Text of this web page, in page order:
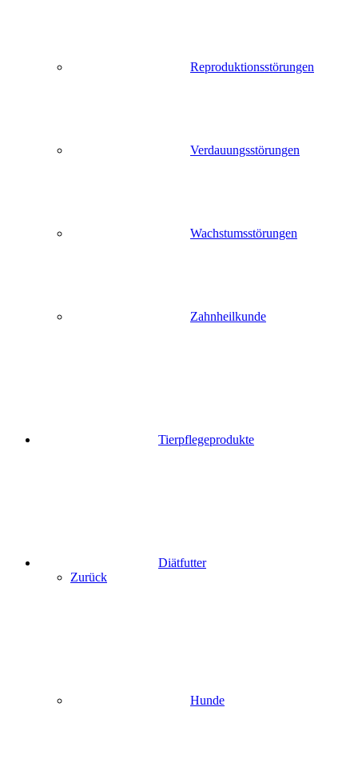
Reproduktionsstörungen
Verdauungsstörungen
Wachstumsstörungen
Zahnheilkunde
Tierpflegeprodukte
Diätfutter
Zurück
Hunde